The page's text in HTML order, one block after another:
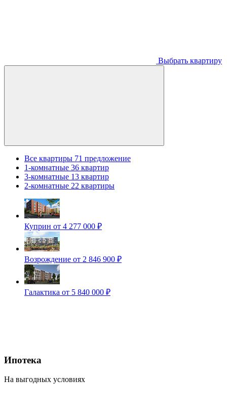
Выбрать квартиру
Все квартиры 71 предложение
1-комнатные 36 квартир
3-комнатные 13 квартир
2-комнатные 22 квартиры
Куприн от 4 277 000 ₽
Возрождение от 2 846 900 ₽
Галактика от 5 840 000 ₽
Ипотека
На выгодных условиях